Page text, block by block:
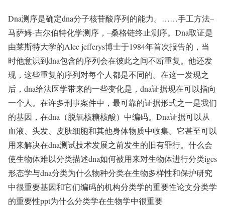
Dna测序是确定dna分子核苷酸序列的能力。……手工方法–
马萨姆-吉尔伯特化学测序，–桑格链终止测序。Dna取证是
由莱斯特大学的Alec jefferys博士于1984年首次报告的，当
时他意识到dna包含的序列会在彼此之间不断重复。他还发
现，这些重复的序列对每个人都是不同的。在这一发现之
后，dna给法医学带来的一些变化是，dna证据现在可以指向
一个人。在许多刑事案件中，最可靠的证据形式之一是我们
的基因，在dna（脱氧核糖核酸）中编码。Dna证据可以从
血液、头发、皮肤细胞和其他身体物质中收集。它甚至可以
用来解决在dna测试技术发展之前发生的旧有罪行。什么会
使生物体难以分类描述dna如何被用来对生物体进行分类igcs
形态学与dna分类为什么物种分类在生物多样性和保护研究
中很重要基因和它们编码的机构分类学的重要性论文分类学
的重要性ppt为什么分类学在生物学中很重要